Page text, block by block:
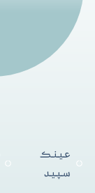
عینک
سپید